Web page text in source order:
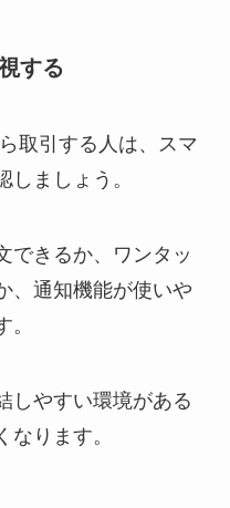
する
取引する人は、スマ
ましょう。
できるか、ワンタッ
、通知機能が使いや
しやすい環境がある
なります。